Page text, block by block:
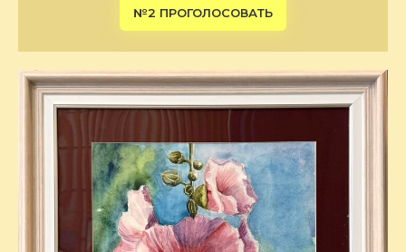
№2 ПРОГОЛОСОВАТЬ